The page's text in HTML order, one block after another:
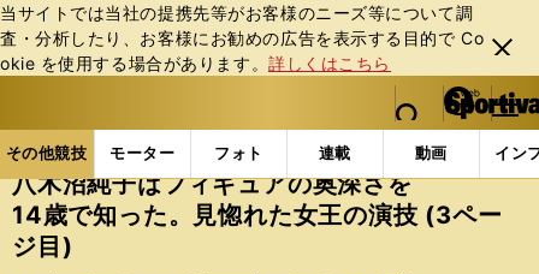
当サイトでは当社の提携先等がお客様のニーズ等について調
査・分析したり、お客様にお勧めの広告を表⽰する⽬的で Co
okie を使⽤する場合があります。詳しくはこちら
閉じ
る
web Sportiva (webスポルティーバ)
検索
マイペ
ー
ジ
メニュ
その他競技 モーター フォト 連載 動画 イン
ス
ポ
ル
テ
その他競技の記事一覧 フィギュア 八木沼純子はフ
八木沼純子はフィギュアの奥深さを
14歳で知った。見惚れた女王の演技 (3ペー
ジ目)